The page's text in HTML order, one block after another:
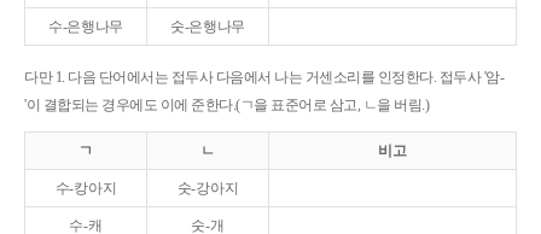
수-은행나무 숫-은행나무
다만 1. 다음 단어에서는 접두사 다음에서 나는 거센소리를 인정한다. 접두사 '암-
'이 결합되는 경우에도 이에 준한다.(ㄱ을 표준어로 삼고, ㄴ을 버림.)
ㄱ ㄴ 비고
수-캉아지 숫-강아지
수-캐 숫-개